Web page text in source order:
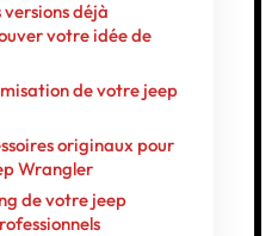
déjà
votre idée de
de votre jeep
originaux pour
Wrangler
de votre jeep